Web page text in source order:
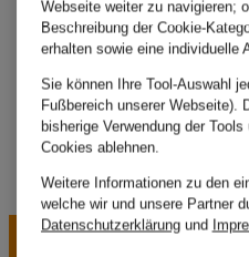
Nike
Webseite weiter zu navigieren;
Beschreibung der Cookie-
erhalten sowie eine individuelle
Sie können Ihre Tool-Auswahl
Fußbereich unserer Webseite).
bisherige Verwendung der
Cookies ablehnen.
Weitere Informationen zu den
welche wir und unsere Partner
Datenschutzerklärungund